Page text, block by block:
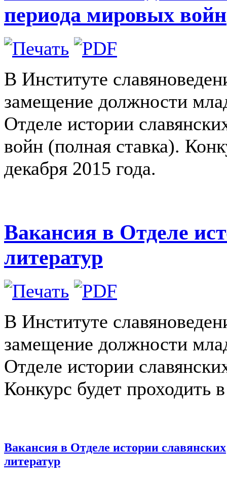
периода мировых войн
В Институте
замещение должности
Отделе истории
войн (полная ставка).
декабря 2015 года.
Вакансия в Отделе
литератур
В Институте
замещение должности
Отделе истории
Конкурс будет проходить
Вакансия в Отделе истории славянских
литератур